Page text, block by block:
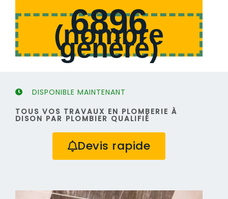
6896
(nombre
généré)
DISPONIBLE MAINTENANT
TOUS VOS TRAVAUX EN PLOMBERIE À
DISON PAR PLOMBIER QUALIFIÉ
Devis rapide